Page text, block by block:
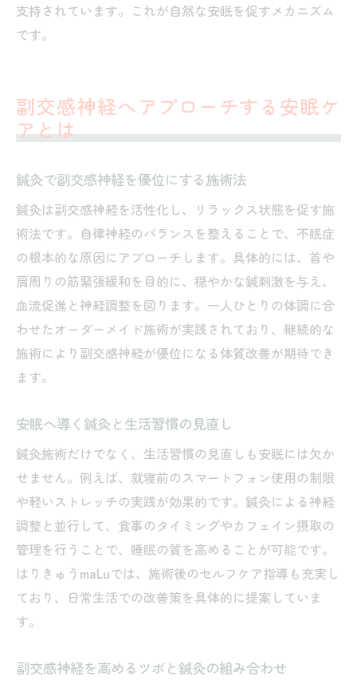
支持されています。これが自然な安眠を促すメカニズム
です。
副交感神経へアプローチする安眠ケ
アとは
鍼灸で副交感神経を優位にする施術法
鍼灸は副交感神経を活性化し、リラックス状態を促す施
術法です。自律神経のバランスを整えることで、不眠症
の根本的な原因にアプローチします。具体的には、首や
肩周りの筋緊張緩和を目的に、穏やかな鍼刺激を与え、
血流促進と神経調整を図ります。一人ひとりの体調に合
わせたオーダーメイド施術が実践されており、継続的な
施術により副交感神経が優位になる体質改善が期待でき
ます。
安眠へ導く鍼灸と生活習慣の見直し
鍼灸施術だけでなく、生活習慣の見直しも安眠には欠か
せません。例えば、就寝前のスマートフォン使用の制限
や軽いストレッチの実践が効果的です。鍼灸による神経
調整と並行して、食事のタイミングやカフェイン摂取の
管理を行うことで、睡眠の質を高めることが可能です。
はりきゅうmaLuでは、施術後のセルフケア指導も充実し
ており、日常生活での改善策を具体的に提案していま
す。
副交感神経を高めるツボと鍼灸の組み合わせ